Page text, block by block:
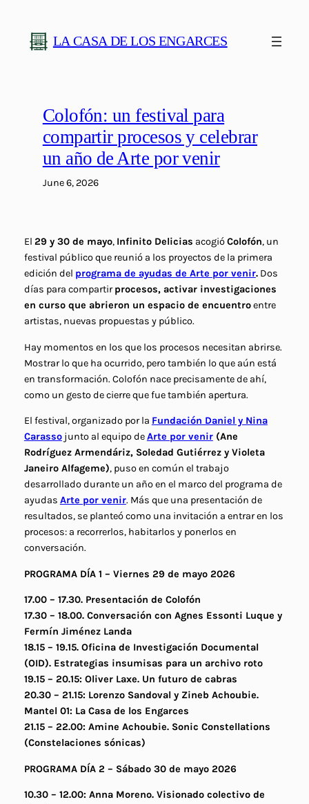
content
LA CASA DE LOS ENGARCES
Colofón: un festival para
compartir procesos y celebrar
un año de Arte por venir
June 6, 2026
El 29 y 30 de mayo, Infinito Delicias acogióColofón, un
festival público que reunió a los proyectos de la primera
edición del programa de ayudas de Arte por venir.Dos
días para compartirprocesos, activar investigaciones
en curso que abrieron un espacio de encuentroentre
artistas, nuevas propuestas y público.
Hay momentos en los que los procesos necesitan abrirse.
Mostrar lo que ha ocurrido, pero también lo que aún está
en transformación. Colofón nace precisamente de ahí,
como un gesto de cierre que fue también apertura.
El festival, organizado por la Fundación Daniel y Nina
Carassojunto al equipo deArte por venir(Ane
Rodríguez Armendáriz, Soledad Gutiérrez y Violeta
Janeiro Alfageme), puso en común el trabajo
desarrollado durante un año en el marco del programa de
ayudas Arte por venir. Más que una presentación de
resultados, se planteó como una invitación a entrar en los
procesos: a recorrerlos, habitarlos y ponerlos en
conversación.
PROGRAMA DÍA 1 – Viernes 29 de mayo 2026
17.00 – 17.30. Presentación de Colofón
17.30 – 18.00. Conversación con Agnes Essonti Luque y
Fermín Jiménez Landa
18.15 – 19.15. Oficina de Investigación Documental
(OID).Estrategias insumisas para un archivo roto
19.15 – 20.15: Oliver Laxe. Un futuro de cabras
20.30 – 21.15: Lorenzo Sandoval y Zineb Achoubie.
Mantel 01: La Casa de los Engarces
21.15 – 22.00: Amine Achoubie. Sonic Constellations
(Constelaciones sónicas)
PROGRAMA DÍA 2 – Sábado 30 de mayo 2026
10.30 – 12.00: Anna Moreno. Visionado colectivo de